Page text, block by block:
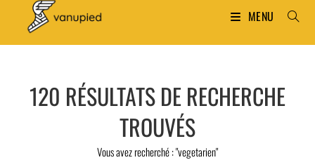
MENU
120 RÉSULTATS DE RECHERCHE
TROUVÉS
Vous avez recherché : "vegetarien"